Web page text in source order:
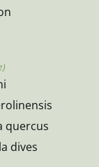
quercus
dives